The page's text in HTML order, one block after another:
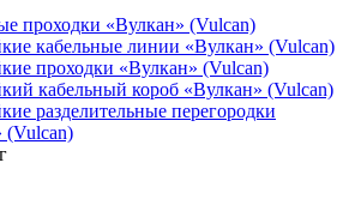
проходки «Вулкан» (Vulcan)
кабельные линии «Вулкан» (Vulcan)
проходки «Вулкан» (Vulcan)
кабельный короб «Вулкан» (Vulcan)
разделительные перегородки
(Vulcan)